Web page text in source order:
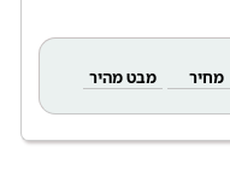
מחיר מבט מהיר